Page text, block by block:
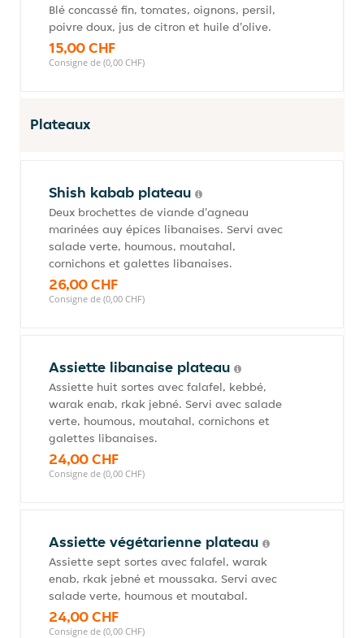
Blé concassé fin, tomates, oignons, persil,
poivre doux, jus de citron et huile d'olive.
15,00 CHF
Consigne de (0,00 CHF)
Plateaux
Shish kabab plateau
Deux brochettes de viande d'agneau
marinées auy épices libanaises. Servi avec
salade verte, houmous, moutahal,
cornichons et galettes libanaises.
26,00 CHF
Consigne de (0,00 CHF)
Assiette libanaise plateau
Assiette huit sortes avec falafel, kebbé,
warak enab, rkak jebné. Servi avec salade
verte, houmous, moutahal, cornichons et
galettes libanaises.
24,00 CHF
Consigne de (0,00 CHF)
Assiette végétarienne plateau
Assiette sept sortes avec falafel, warak
enab, rkak jebné et moussaka. Servi avec
salade verte, houmous et moutabal.
24,00 CHF
Consigne de (0,00 CHF)